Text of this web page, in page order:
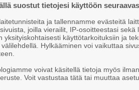
suostut tietojesi käyttöön
ja tallennamme evästeitä
joilla vierailit, IP-osoitteestasi
yksityiskohtaisesti käyttötarkoituksiin ja
Hylkääminen voi vaikuttaa
voivat käsitellä tietoja myös
Voit vastustaa tätä tai muuttaa